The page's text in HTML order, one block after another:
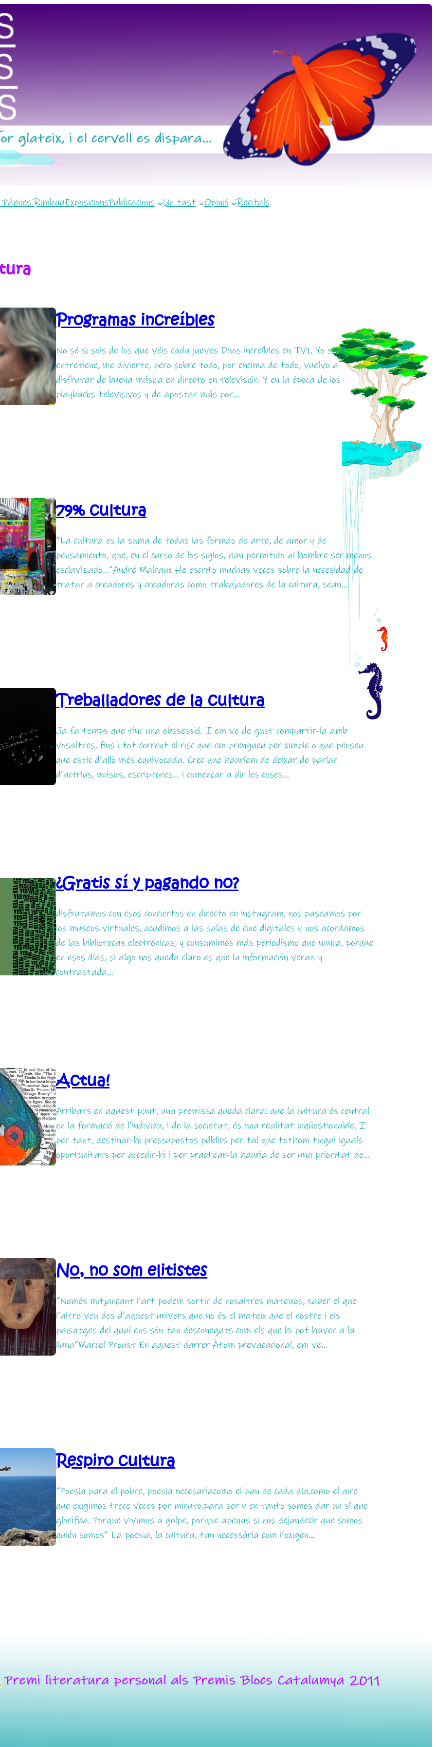
RimbauExposicionsPublicacions Un tast Opinió Recitals
Programas increíbles
No sé si sois de los que véis cada jueves Duos increíbles en TV1. Yo sí. Me
entretiene, me divierte, pero sobre todo, por encima de todo, vuelvo a
disfrutar de buena música en directo en televisión. Y en la época de los
playbacks televisivos y de apostar más por…
79% cultura
“La cultura es la suma de todas las formas de arte, de amor y de
pensamiento, que, en el curso de los siglos, han permitido al hombre ser menos
esclavizado…”André Malraux He escrito muchas veces sobre la necesidad de
tratar a creadores y creadoras como trabajadores de la cultura, sean…
Treballadores de la cultura
Ja fa temps que tinc una obssessió. I em ve de gust compartir-la amb
vosaltres, fins i tot corrent el risc que em prengueu per ximple o que penseu
que estic d’allò més equivocada. Crec que hauríem de deixar de parlar
d’actrius, músics, escriptores… i començar a dir les coses…
¿Gratis sí y pagando no?
disfrutamos con esos conciertos en directo en instagram, nos paseamos por
los museos virtuales, acudimos a las salas de cine digitales y nos acordamos
de las bibliotecas electrónicas; y consumimos más periodismo que nunca, porque
en esos días, si algo nos queda claro es que la información veraz y
contrastada…
Actua!
Arribats en aquest punt, una premissa queda clara: que la cultura és central
en la formació de l’individu, i de la societat, és una realitat inqüestionable. I
per tant, destinar-hi pressupostos públics per tal que tothom tingui iguals
oportunitats per accedir-hi i per practicar-la hauria de ser una prioritat de…
No, no som elitistes
“Només mitjançant l’art podem sortir de nosaltres mateixos, saber el que
l’altre veu des d’aquest univers que no és el mateix que el nostre i els
paisatges del qual ens són tan desconeguts com els que hi pot haver a la
lluna”Marcel Proust En aquest darrer Àtom prevacacional, em ve…
Respiro cultura
“Poesía para el pobre, poesía necesariacomo el pan de cada día,como el aire
que exigimos trece veces por minuto,para ser y en tanto somos dar un sí que
glorifica. Porque vivimos a golpe, porque apenas si nos dejandecir que somos
quién somos” La poesia, la cultura, tan necessària com l’oxigen…